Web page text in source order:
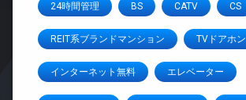
24時間管理 BS CATV CS
REIT系ブランドマンション TVドアホン
インターネット無料 エレベーター